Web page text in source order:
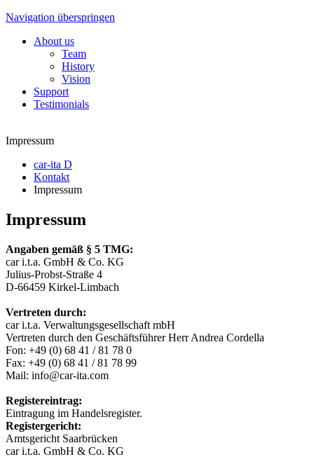
Navigation überspringen
About us
Team
History
Vision
Support
Testimonials
Impressum
car-ita D
Kontakt
Impressum
Impressum
Angaben gemäß § 5 TMG:
car i.t.a. GmbH & Co. KG
Julius-Probst-Straße 4
D-66459 Kirkel-Limbach
Vertreten durch:
car i.t.a. Verwaltungsgesellschaft mbH
Vertreten durch den Geschäftsführer Herr Andrea Cordella
Fon: +49 (0) 68 41 / 81 78 0
Fax: +49 (0) 68 41 / 81 78 99
Mail: info@car-ita.com
Registereintrag:
Eintragung im Handelsregister.
Registergericht:
Amtsgericht Saarbrücken
car i.t.a. GmbH & Co. KG